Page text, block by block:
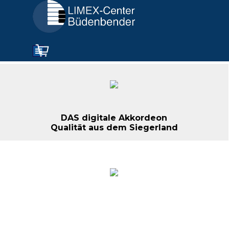
Direkt zum Seiteninhalt
Menü überspringen
DAS digitale Akkordeon
Qualität aus dem Siegerland